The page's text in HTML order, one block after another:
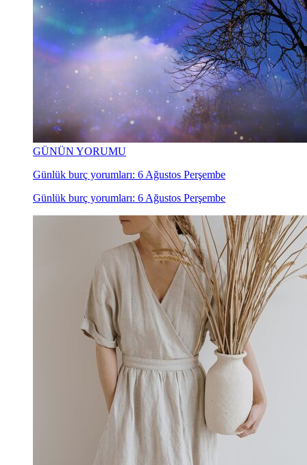
GÜNÜN YORUMU
Günlük burç yorumları: 6 Ağustos Perşembe
Günlük burç yorumları: 6 Ağustos Perşembe